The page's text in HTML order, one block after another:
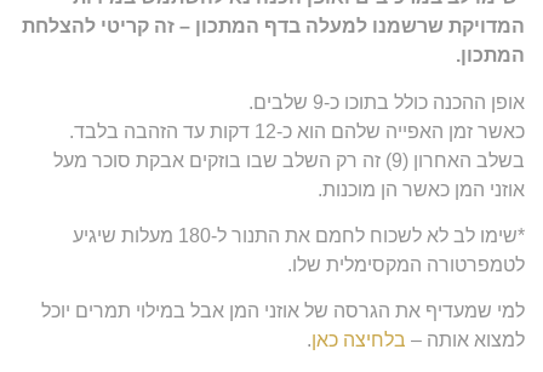
המדויקת שרשמנו למעלה בדף המתכון – זה קריטי להצלחת
המתכון.
אופן ההכנה כולל בתוכו כ-9 שלבים.
כאשר זמן האפייה שלהם הוא כ-12 דקות עד הזהבה בלבד.
בשלב האחרון (9) זה רק השלב שבו בוזקים אבקת סוכר מעל
אוזני המן כאשר הן מוכנות.
*שימו לב לא לשכוח לחמם את התנור ל-180 מעלות שיגיע
לטמפרטורה המקסימלית שלו.
למי שמעדיף את הגרסה של אוזני המן אבל במילוי תמרים יוכל
למצוא אותה – בלחיצה כאן.